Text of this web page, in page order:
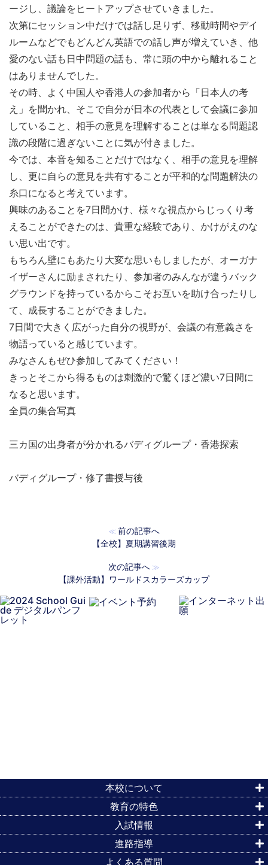
ージし、議論をヒートアップさせていきました。
次第にセッション中だけでは話し足りず、移動時間やデイ
ルームなどでもどんどん英語での話し声が増えていき、他
愛のない話も日中問題の話も、常に頭の中から離れること
はありませんでした。
その時、よく中国人や香港人の参加者から「日本人の考
え」を聞かれ、そこで自分が日本の代表として会議に参加
していること、相手の意見を理解することは単なる問題認
識の段階に過ぎないことに気が付きました。
今では、本音を知ることだけではなく、相手の意見を理解
し、更に自らの意見を共有することが平和的な問題解決の
糸口になると考えています。
興味のあることを7日間かけ、様々な視点からじっくり考
えることができたのは、貴重な経験であり、かけがえのな
い思い出です。
もちろん壁にもあたり大変な思いもしましたが、オーガナ
イザーさんに励まされたり、参加者のみんなが違うバック
グラウンドを持っているからこそお互いを助け合ったりし
て、成長することができました。
7日間で大きく広がった自分の視野が、会議の有意義さを
物語っていると感じています。
みなさんもぜひ参加してみてください！
きっとそこから得るものは刺激的で驚くほど濃い7日間に
なると思います。
全員の集合写真
三カ国の出身者が分かれるバディグループ・香港探索
バディグループ・修了書授与後
≪ 前の記事へ
【全校】夏期講習後期
次の記事へ ≫
【課外活動】ワールドスカラーズカップ
本校について
教育の特色
入試情報
進路指導
よくある質問